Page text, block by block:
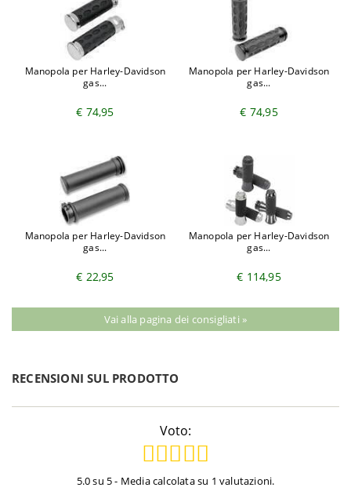
Manopola per Harley-Davidson
gas...
€ 74,95
Manopola per Harley-Davidson
gas...
€ 74,95
Manopola per Harley-Davidson
gas...
€ 22,95
Manopola per Harley-Davidson
gas...
€ 114,95
Vai alla pagina dei consigliati »
RECENSIONI SUL PRODOTTO
Voto:
5.0 su 5 - Media calcolata su 1 valutazioni.